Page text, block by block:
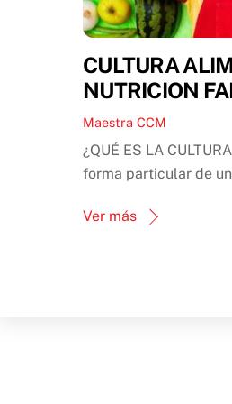
CULTURA
NUTRICION
Maestra CCM
¿QUÉ ES LA
forma particular de
Ver más